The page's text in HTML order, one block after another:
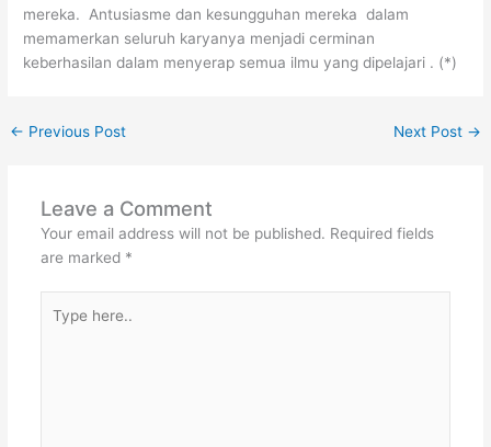
mereka. Antusiasme dan kesungguhan mereka dalam
memamerkan seluruh karyanya menjadi cerminan
keberhasilan dalam menyerap semua ilmu yang dipelajari . (*)
← Previous Post Next Post →
Leave a Comment
Your email address will not be published. Required fields
are marked *
here..